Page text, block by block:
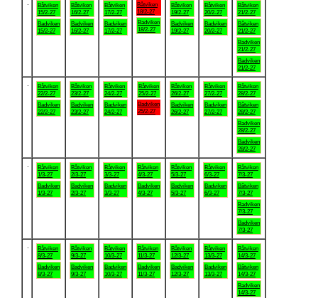
Båtviken
15/2-27
Badviken
15/2-27
Båtviken
16/2-27
Badviken
16/2-27
Båtviken
17/2-27
Badviken
17/2-27
Båtviken
18/2-27
Badviken
18/2-27
Båtviken
19/2-27
Badviken
19/2-27
Båtviken
20/2-27
Badviken
20/2-27
Båtviken
21/2-27
Båtviken
21/2-27
Badviken
21/2-27
Badviken
21/2-27
Båtviken
22/2-27
Badviken
22/2-27
Båtviken
23/2-27
Badviken
23/2-27
Båtviken
24/2-27
Badviken
24/2-27
Båtviken
25/2-27
Badviken
25/2-27
Båtviken
26/2-27
Badviken
26/2-27
Båtviken
27/2-27
Badviken
27/2-27
Båtviken
28/2-27
Båtviken
28/2-27
Badviken
28/2-27
Badviken
28/2-27
Båtviken
1/3-27
Badviken
1/3-27
Båtviken
2/3-27
Badviken
2/3-27
Båtviken
3/3-27
Badviken
3/3-27
Båtviken
4/3-27
Badviken
4/3-27
Båtviken
5/3-27
Badviken
5/3-27
Båtviken
6/3-27
Badviken
6/3-27
Båtviken
7/3-27
Båtviken
7/3-27
Badviken
7/3-27
Badviken
7/3-27
Båtviken
8/3-27
Badviken
8/3-27
Båtviken
9/3-27
Badviken
9/3-27
Båtviken
10/3-27
Badviken
10/3-27
Båtviken
11/3-27
Badviken
11/3-27
Båtviken
12/3-27
Badviken
12/3-27
Båtviken
13/3-27
Badviken
13/3-27
Båtviken
14/3-27
Båtviken
14/3-27
Badviken
14/3-27